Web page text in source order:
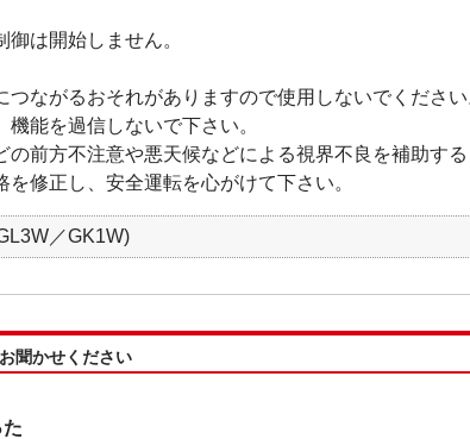
御は開始しません。
ながるおそれがありますので使用しないでください
能を過信しないで下さい。
前方不注意や悪天候などによる視界不良を補助す
修正し、安全運転を心がけて下さい。
／GK1W)
聞かせください